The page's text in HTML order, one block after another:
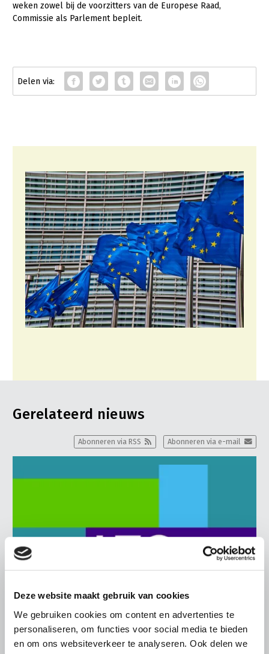
Deze website maakt gebruik van cookies
We gebruiken cookies om content en advertenties te
personaliseren, om functies voor social media te bieden
en om ons websiteverkeer te analyseren. Ook delen we
weken zowel bij de voorzitters van de Europese Raad,
Commissie als Parlement bepleit.
Gerelateerd nieuws
Abonneren via e-mail
Abonneren via RSS